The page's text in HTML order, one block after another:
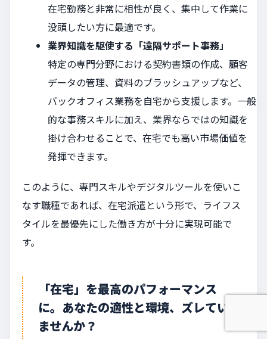
在宅勤務と非常に相性が良く、集中して作業に
没頭したい方に最適です。
業界知識を駆使する「遠隔サポート事務」
特定の専門分野における契約書類の作成、顧客
データの管理、資料のブラッシュアップなど、
バックオフィス業務を自宅から支援します。一般
的な事務スキルに加え、業界ならではの知識を
掛け合わせることで、在宅でも高い市場価値を
発揮できます。
このように、専門スキルやデジタルツールを使いこ
なす職種であれば、在宅派遣という形で、ライフス
タイルを最優先にした働き方が十分に実現可能で
す。
「在宅」を最高のパフォーマンス
に。あなたの適性と環境、ズレてい
ませんか？